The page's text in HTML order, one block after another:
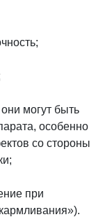
могут быть
особенно
со стороны
при